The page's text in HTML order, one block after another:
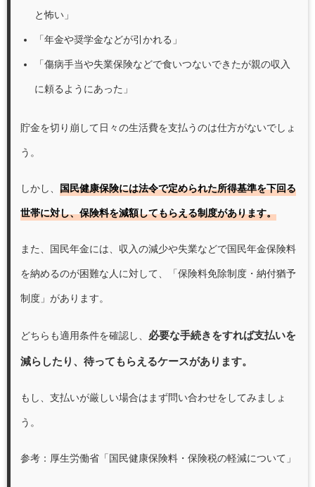
と怖い」
「年金や奨学金などが引かれる」
「傷病手当や失業保険などで食いつないできたが親の収入
に頼るようにあった」
貯金を切り崩して日々の生活費を支払うのは仕方がないでしょ
う。
しかし、 国民健康保険には法令で定められた所得基準を下回る
世帯に対し、保険料を減額してもらえる制度があります。
また、国民年金には、収入の減少や失業などで国民年金保険料
を納めるのが困難な人に対して、「保険料免除制度・納付猶予
制度」があります。
どちらも適用条件を確認し、 必要な手続きをすれば支払いを
減らしたり、待ってもらえるケースがあります。
もし、支払いが厳しい場合はまず問い合わせをしてみましょ
う。
参考：厚生労働省「 国民健康保険料・保険税の軽減について 」